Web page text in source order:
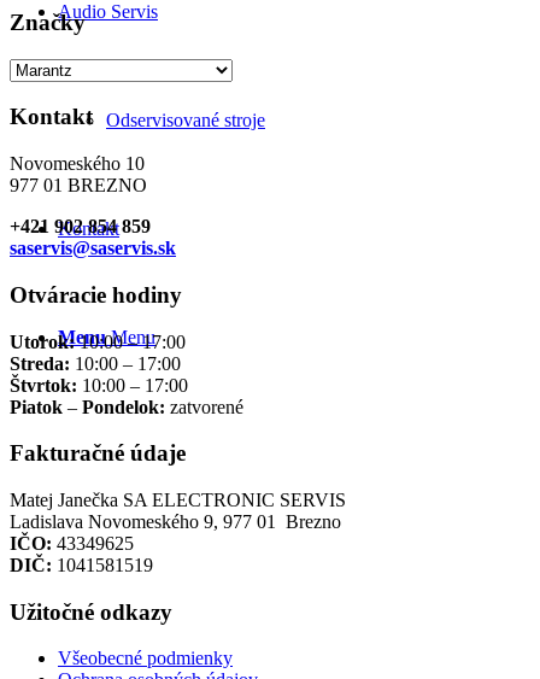
Audio Servis
Odservisované stroje
Kontakt
Menu Menu
Značky
Kontakt
Novomeského 10
977 01 BREZNO
+421 902 854 859
saservis@saservis.sk
Otváracie hodiny
Utorok:10:00 – 17:00
Streda: 10:00 – 17:00
Štvrtok: 10:00 – 17:00
Piatok – Pondelok: zatvorené
Fakturačné údaje
Matej Janečka SA ELECTRONIC SERVIS
Ladislava Novomeského 9, 977 01 Brezno
IČO: 43349625
DIČ: 1041581519
Užitočné odkazy
Všeobecné podmienky